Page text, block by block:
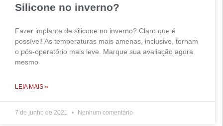
Silicone no inverno?
Fazer implante de silicone no inverno? Claro que é
possível! As temperaturas mais amenas, inclusive, tornam
o pós-operatório mais leve. Marque sua avaliação agora
mesmo
LEIA MAIS »
7 de junho de 2021 Nenhum comentário